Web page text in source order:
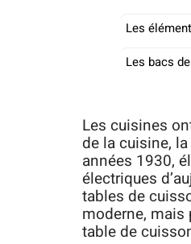
Les
Les bacs
Les cuisines
de la cuisine,
années 1930,
électriques
tables de
moderne, mais
table de